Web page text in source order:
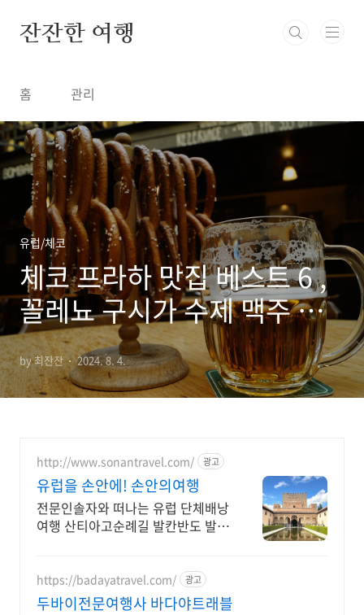
잔잔한 여행
홈 관리
유럽/체코
체코 프라하 맛집 베스트 6 ,
꼴레뇨 구시가 수제 맥주 양
조장 전망좋은 레스토랑 전통
요리
by 최잔잔 2024. 8. 4.
http://www.sonantravel.com/ 광고
유럽을 손안에! 손안의여행
전문인솔자와 떠나는 유럽 단체배낭
여행 산티아고순례길 발칸반도 발틱
동유럽 세미팩제공
https://badayatravel.com/ 광고
두바이전문여행사 바다야트래블